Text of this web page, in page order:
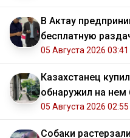
В Актау
бесплатную
05 Августа 2026 03:41
Казахстанец
обнаружил на
05 Августа 2026 02:55
Собаки